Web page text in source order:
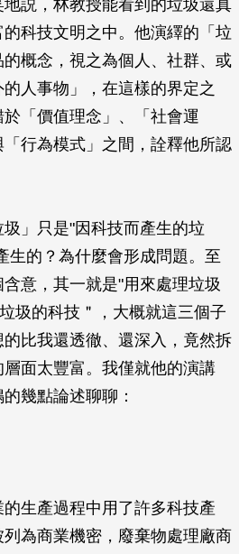
説，林教授能看到的垃圾還真
科技文明之中。他演繹的「垃
概念，視之為個人、社群、或
人事物」，在這樣的界定之
「價值理念」、「社會運
行為模式」之間，詮釋他所認
」只是"因科技而產生的垃
生的？為什麼會形成問題。至
意，其一就是"用來處理垃圾
圾的科技＂，大概就這三個子
比我還透徹、還深入，竟然拆
面太豐富。我僅就他的演講
幾點論述聊聊：
生產過程中用了許多科技產
為商業機密，廢棄物處理廠商